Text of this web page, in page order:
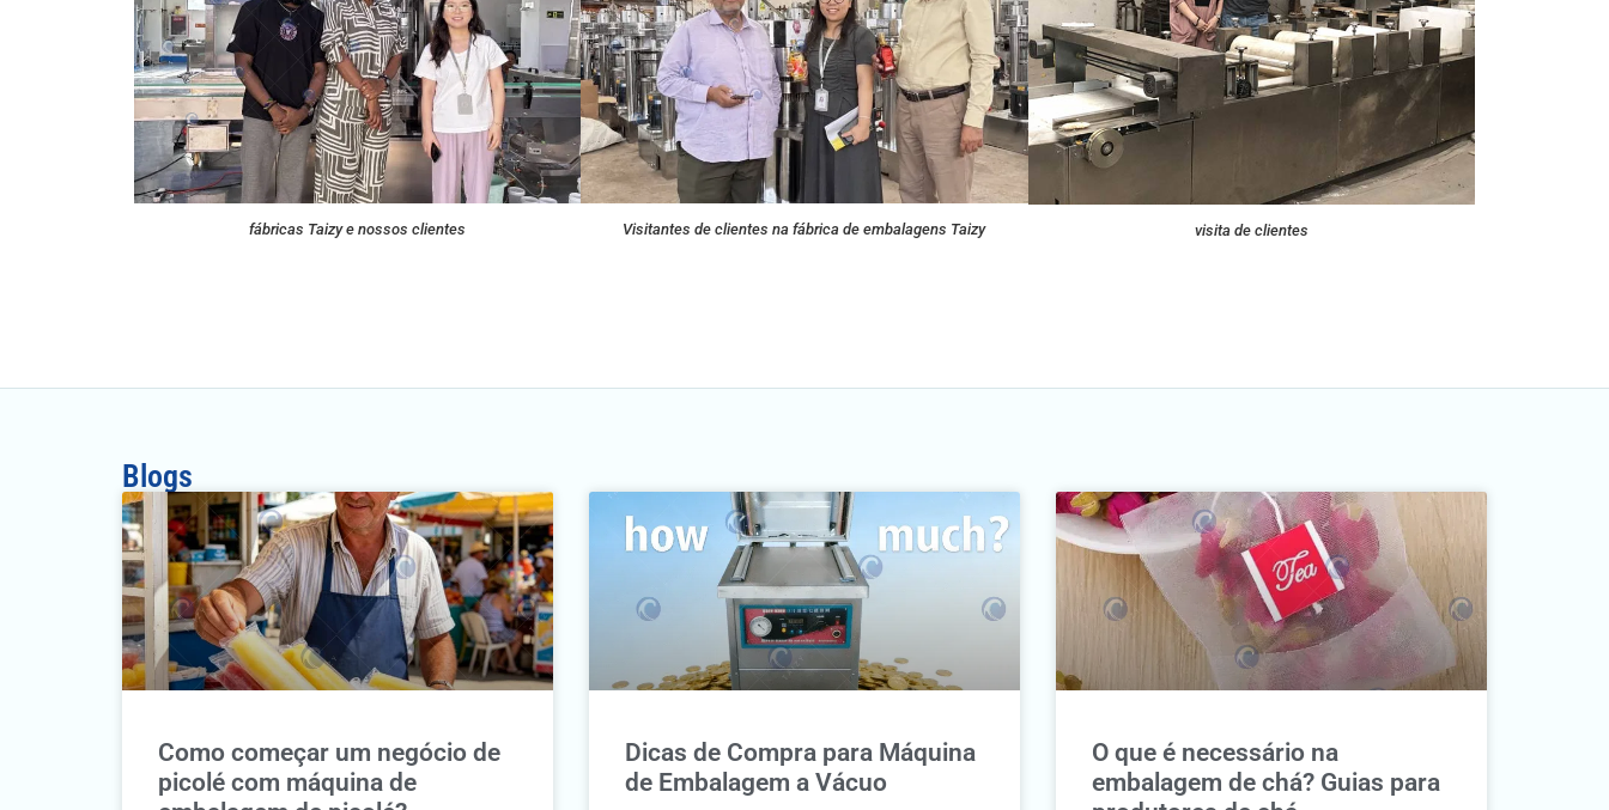
fábricas Taizy e nossos clientes Visitantes de clientes na fábrica de embalagens Taizy visita de clientes
Blogs
Como começar um negócio de
picolé com máquina de
Dicas de Compra para Máquina
de Embalagem a Vácuo
O que é necessário na
embalagem de chá? Guias para